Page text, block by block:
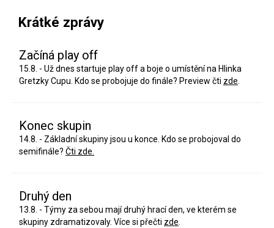
Krátké zprávy
Začíná play off
15.8. - Už dnes startuje play off a boje o umístění na Hlinka
Gretzky Cupu. Kdo se probojuje do finále? Preview čti zde
Konec skupin
14.8. - Základní skupiny jsou u konce. Kdo se probojoval do
semifinále? Čti zde.
Druhý den
13.8. - Týmy za sebou mají druhý hrací den, ve kterém se
skupiny zdramatizovaly. Více si přečti zde